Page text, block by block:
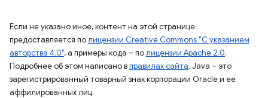
Если не указано иное, контент на этой странице
предоставляется полицензии Creative Commons "С указанием
авторства 4.0", а примеры кода – полицензии Apache 2.0.
Подробнее об этом написано вправилах сайта. Java – это
зарегистрированный товарный знак корпорации Oracle и ее
аффилированных лиц.